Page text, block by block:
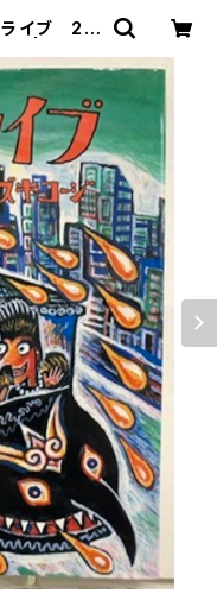
ライブ 20